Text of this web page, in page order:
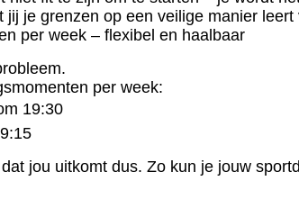
jij je grenzen op een veilige manier leert
per week – flexibel en haalbaar
per week:
19:30
jou uitkomt dus. Zo kun je jouw